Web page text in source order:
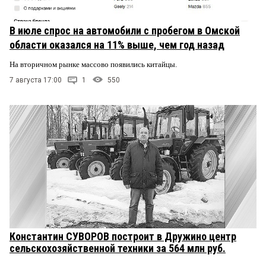
В июле спрос на автомобили с пробегом в Омской
области оказался на 11% выше, чем год назад
На вторичном рынке массово появились китайцы.
7 августа 17:00 1 550
Константин СУВОРОВ построит в Дружино центр
сельскохозяйственной техники за 564 млн руб.